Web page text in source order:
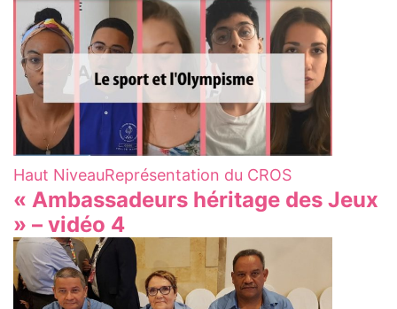
Haut NiveauReprésentation du CROS
« Ambassadeurs héritage des Jeux
» – vidéo 4